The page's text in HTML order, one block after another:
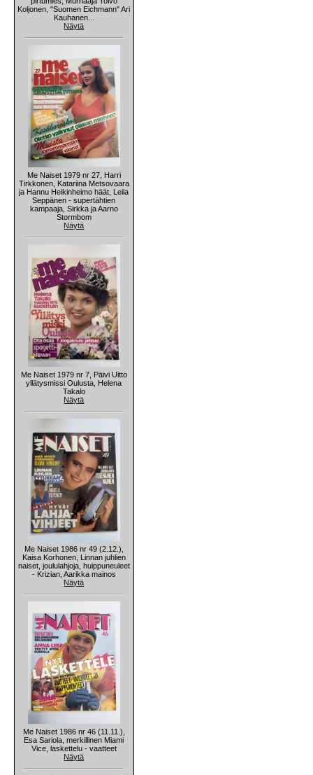
Koljonen, "Suomen Eichmann" Ari
Kauhanen...
Näytä
Me Naiset 1979 nr 27, Harri
Tirkkonen, Katariina Metsovaara
ja Hannu Heikinheimo häät, Leila
Seppänen - supertähtien
kampaaja, Sirkka ja Aarno
Stormbom
Näytä
Me Naiset 1979 nr 7, Päivi Uitto
yllätysmissi Oulusta, Helena
Takalo
Näytä
Me Naiset 1986 nr 49 (2.12.),
Kaisa Korhonen, Linnan juhlien
naiset, joululahjoja, huippuneuleet
- Krizian, Aarikka mainos
Näytä
Me Naiset 1986 nr 46 (11.11.),
Esa Sariola, merkillinen Miami
Vice, laskettelu - vaatteet
Näytä